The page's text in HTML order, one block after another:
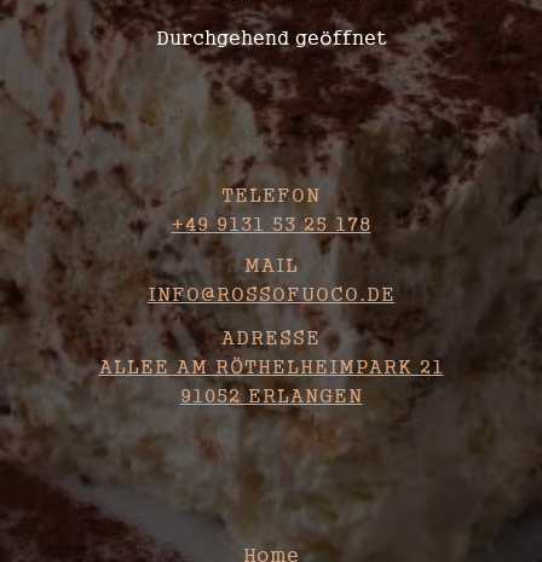
Durchgehend geöffnet
KONTAKT
TELEFON
+49 9131 53 25 178
MAIL
INFO@ROSSOFUOCO.DE
ADRESSE
ALLEE AM RÖTHELHEIMPARK 21
91052 ERLANGEN
SITEMAP
Home